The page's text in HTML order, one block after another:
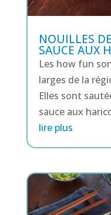
NOUILLES
SAUCE AUX
Les how fun
larges de la
Elles sont
sauce aux
lire plus